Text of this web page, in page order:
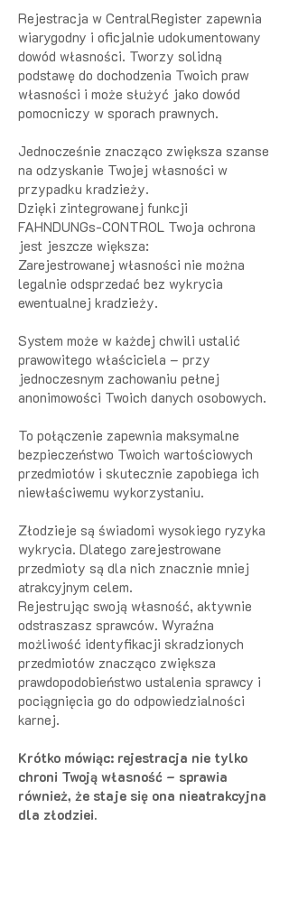
Rejestracja w CentralRegister zapewnia
wiarygodny i oficjalnie udokumentowany
dowód własności. Tworzy solidną
podstawę do dochodzenia Twoich praw
własności i może służyć jako dowód
pomocniczy w sporach prawnych.
Jednocześnie znacząco zwiększa szanse
na odzyskanie Twojej własności w
przypadku kradzieży.
Dzięki zintegrowanej funkcji
FAHNDUNGs-CONTROL Twoja ochrona
jest jeszcze większa:
Zarejestrowanej własności nie można
legalnie odsprzedać bez wykrycia
ewentualnej kradzieży.
System może w każdej chwili ustalić
prawowitego właściciela – przy
jednoczesnym zachowaniu pełnej
anonimowości Twoich danych osobowych.
To połączenie zapewnia maksymalne
bezpieczeństwo Twoich wartościowych
przedmiotów i skutecznie zapobiega ich
niewłaściwemu wykorzystaniu.
Złodzieje są świadomi wysokiego ryzyka
wykrycia. Dlatego zarejestrowane
przedmioty są dla nich znacznie mniej
atrakcyjnym celem.
Rejestrując swoją własność, aktywnie
odstraszasz sprawców. Wyraźna
możliwość identyfikacji skradzionych
przedmiotów znacząco zwiększa
prawdopodobieństwo ustalenia sprawcy i
pociągnięcia go do odpowiedzialności
karnej.
Krótko mówiąc: rejestracja nie tylko
chroni Twoją własność – sprawia
również, że staje się ona nieatrakcyjna
dla złodziei.